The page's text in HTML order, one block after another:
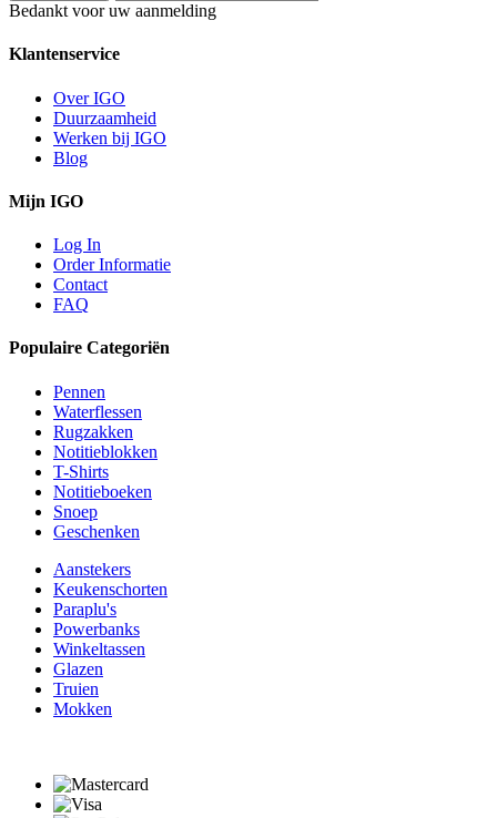
Bedankt voor uw aanmelding
Klantenservice
Over IGO
Duurzaamheid
Werken bij IGO
Blog
Mijn IGO
Log In
Order Informatie
Contact
FAQ
Populaire Categoriën
Pennen
Waterflessen
Rugzakken
Notitieblokken
T-Shirts
Notitieboeken
Snoep
Geschenken
Aanstekers
Keukenschorten
Paraplu's
Powerbanks
Winkeltassen
Glazen
Truien
Mokken